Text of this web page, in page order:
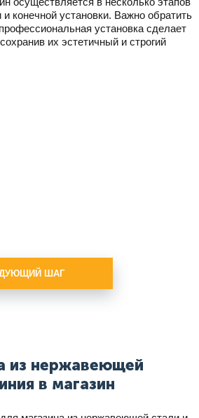
конечной установки. Важно обратить
установка сделает
их эстетичный и строгий
ШАГ
из нержавеющей
в магазин